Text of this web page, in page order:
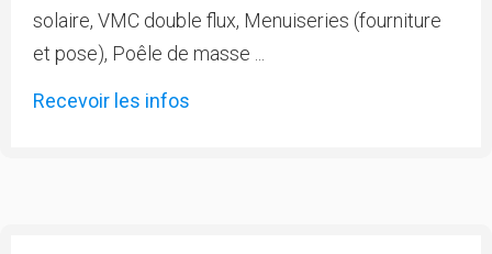
solaire, VMC double flux, Menuiseries (fourniture
et pose), Poêle de masse ...
Recevoir les infos